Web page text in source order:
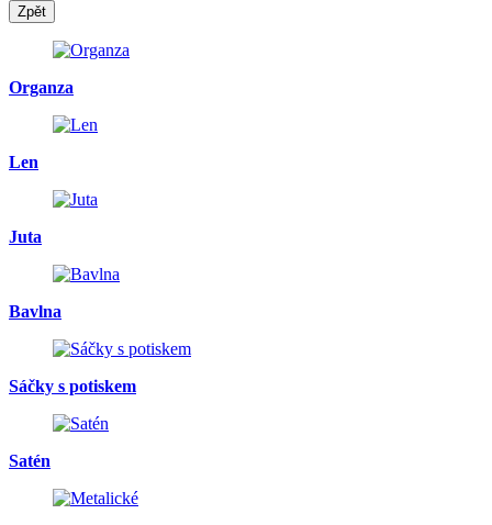
Zpět
Organza
Len
Juta
Bavlna
Sáčky s potiskem
Satén